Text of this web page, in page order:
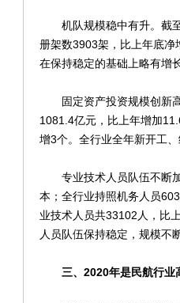
机队规模稳中有升。截至
册架数3903架，比上年底净
在保持稳定的基础上略有增
固定资产投资规模创新高
1081.4亿元，比上年增加
增3个。全行业全年新开工
专业技术人员队伍不断加
本；全行业持照机务人员
业技术人员共33102人，比
人员队伍保持稳定，规模不
三、2020年是民航行业